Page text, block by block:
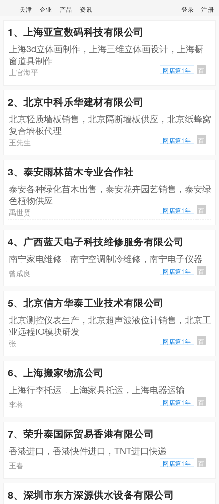
天津 企业 产品 资讯 登录 注册
1、上海亚宣数码科技有限公司
上海3d立体画制作，上海三维立体画设计，上海橱
窗道具制作
上官海平 网店第1年 百
2、北京中科乐华建材有限公司
北京轻质墙板销售，北京隔断墙板供应，北京纸蜂窝
复合墙板代理
王先生 网店第1年 百
3、泰安雨林苗木专业合作社
泰安各种绿化苗木出售，泰安花卉园艺销售，泰安绿
色植物供应
禹世贤 网店第1年 百
4、广西蓝天电子科技维修服务有限公司
南宁家电维修，南宁空调制冷维修，南宁电子仪器
曾成良 网店第1年 百
5、北京信方华泰工业技术有限公司
北京测控仪表生产，北京超声波液位计销售，北京工
业远程IO模块研发
张 网店第1年 百
6、上海搬家物流公司
上海行李托运，上海家具托运，上海电器运输
李蒋 网店第1年 百
7、荣升泰国际贸易香港有限公司
香港进口，香港快件进口，TNT进口快递
王春 网店第1年 百
8、深圳市东方深源供水设备有限公司